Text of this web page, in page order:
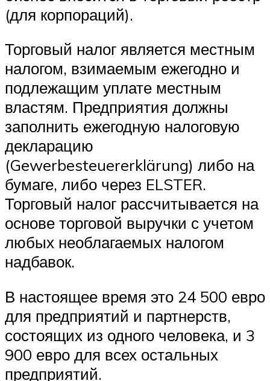
(для корпораций).
Торговый налог является местным
налогом, взимаемым ежегодно и
подлежащим уплате местным
властям. Предприятия должны
заполнить ежегодную налоговую
декларацию
(Gewerbesteuererklärung) либо на
бумаге, либо через ELSTER.
Торговый налог рассчитывается на
основе торговой выручки с учетом
любых необлагаемых налогом
надбавок.
В настоящее время это 24 500 евро
для предприятий и партнерств,
состоящих из одного человека, и 3
900 евро для всех остальных
предприятий.